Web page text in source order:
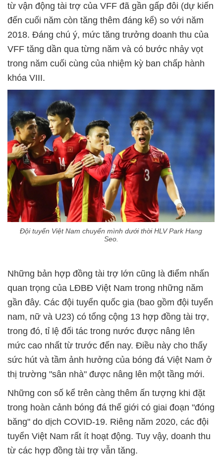
từ vận động tài trợ của VFF đã gần gấp đôi (dự kiến
đến cuối năm còn tăng thêm đáng kể) so với năm
2018. Đáng chú ý, mức tăng trưởng doanh thu của
VFF tăng dần qua từng năm và có bước nhảy vọt
trong năm cuối cùng của nhiệm kỳ ban chấp hành
khóa VIII.
Đội tuyển Việt Nam chuyển mình dưới thời HLV Park Hang
Seo.
Những bản hợp đồng tài trợ lớn cũng là điểm nhấn
quan trọng của LĐBĐ Việt Nam trong những năm
gần đây. Các đội tuyển quốc gia (bao gồm đội tuyển
nam, nữ và U23) có tổng cộng 13 hợp đồng tài trợ,
trong đó, tỉ lệ đối tác trong nước được nâng lên
mức cao nhất từ trước đến nay. Điều này cho thấy
sức hút và tầm ảnh hưởng của bóng đá Việt Nam ở
thị trường "sân nhà" được nâng lên một tầng mới.
Những con số kể trên càng thêm ấn tượng khi đặt
trong hoàn cảnh bóng đá thế giới có giai đoạn "đóng
băng" do dịch COVID-19. Riêng năm 2020, các đội
tuyển Việt Nam rất ít hoạt động. Tuy vậy, doanh thu
từ các hợp đồng tài trợ vẫn tăng.